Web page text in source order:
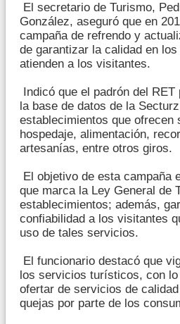
El secretario de Turismo,
González, aseguró que en
campaña de refrendo y
de garantizar la calidad en
atienden a los visitantes.
Indicó que el padrón del
la base de datos de la
establecimientos que ofrecen
hospedaje, alimentación,
artesanías, entre otros giros.
El objetivo de esta campaña
que marca la Ley General de
establecimientos; además,
confiabilidad a los visitantes
uso de tales servicios.
El funcionario destacó que
los servicios turísticos, con
ofertar de servicios de
quejas por parte de los